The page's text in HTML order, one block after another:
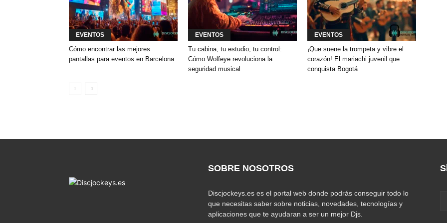
EVENTOS
Cómo encontrar las mejores
pantallas para eventos en Barcelona
EVENTOS
Tu cabina, tu estudio, tu control:
Cómo Wolfeye revoluciona la
seguridad musical
EVENTOS
¡Que suene la trompeta y vibre el
corazón! El mariachi juvenil que
conquista Bogotá
SOBRE NOSOTROS
Discjockeys.es es el portal web donde podrás conseguir todo lo
que necesitas saber sobre noticias, novedades, tecnologías y
aplicaciones que te ayudaran a ser un mejor Djs.